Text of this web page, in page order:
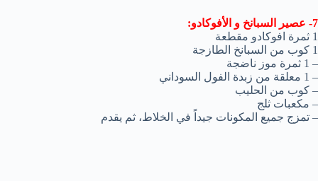
7- عصير السبانخ و الأفوكادو:
1 ثمرة افوكادو مقطعة
1 كوب من السبانخ الطازجة
– 1 ثمرة موز ناضجة
– 1 معلقة من زبدة الفول السوداني
– كوب من الحليب
– مكعبات ثلج
– تمزج جميع المكونات جيداً في الخلاط، ثم يقدم